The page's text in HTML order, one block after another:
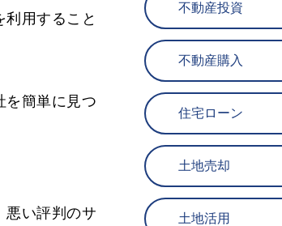
用すること
を簡単に見つ
悪い評判のサ
不動産投資
不動産購入
住宅ローン
土地売却
土地活用